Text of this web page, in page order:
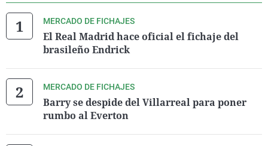
MERCADO DE FICHAJES
El Real Madrid hace oficial el fichaje del
brasileño Endrick
MERCADO DE FICHAJES
Barry se despide del Villarreal para poner
rumbo al Everton